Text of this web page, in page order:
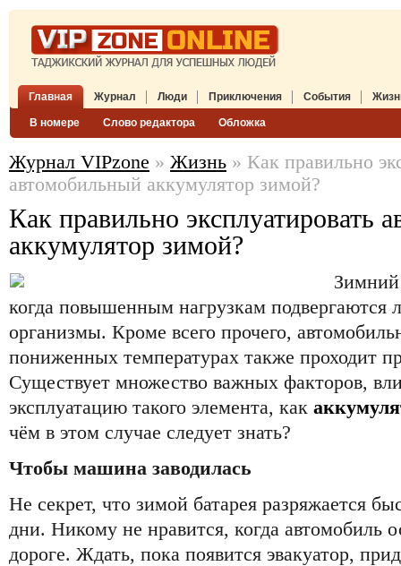
Главная Журнал
В номере Слово редактора Обложка
Люди Приключения События
Журнал VIPzone » Жизнь » Как правильно
автомобильный аккумулятор зимой?
Как правильно эксплуатировать
аккумулятор зимой?
когда повышенным нагрузкам подвергаются
организмы. Кроме всего прочего,
пониженных температурах также проходит
Существует множество важных факторов,
эксплуатацию такого элемента, как
чём в этом случае следует знать?
Чтобы машина заводилась
Не секрет, что зимой батарея разряжается
дни. Никому не нравится, когда автомобиль
дороге. Ждать, пока появится эвакуатор,